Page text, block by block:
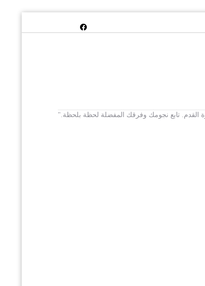
القدم. تابع نجومك وفرقك المفضلة لحظة بلحظة."